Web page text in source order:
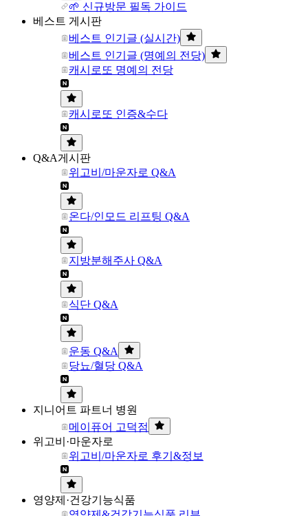
🌱 신규방문 필독 가이드
베스트 게시판
베스트 인기글 (실시간)
베스트 인기글 (명예의 전당)
캐시로또 명예의 전당
캐시로또 인증&수다
Q&A게시판
위고비/마운자로 Q&A
온다/인모드 리프팅 Q&A
지방분해주사 Q&A
식단 Q&A
운동 Q&A
당뇨/혈당 Q&A
지니어트 파트너 병원
메이퓨어 고덕점
위고비·마운자로
위고비/마운자로 후기&정보
영양제·건강기능식품